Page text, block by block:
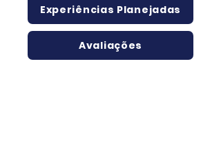
Experiências Planejadas
Avaliações